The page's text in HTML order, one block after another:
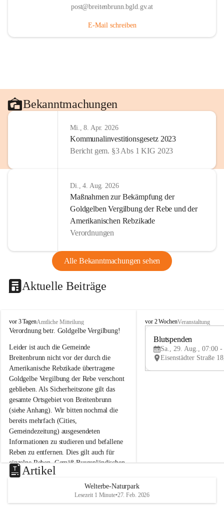
post@breitenbrunn.bgld.gv.at
E-Mail schreiben
Bekanntmachungen
Mi., 8. Apr. 2026
Kommunalinvestitionsgesetz 2023
Bericht gem. §3 Abs 1 KIG 2023
Di., 4. Aug. 2026
Maßnahmen zur Bekämpfung der
Goldgelben Vergilbung der Rebe und der
Amerikanischen Rebzikade
Verordnungen
Alle Bekanntmachungen sehen
Aktuelle Beiträge
B
r
i
t
e
n
b
r
u
n
n
a
m
N
e
u
s
d
vor 3 TagenAmtliche Mitteilung
Verordnung betr. Goldgelbe Vergilbung!
Leider ist auch die Gemeinde
Breitenbrunn nicht vor der durch die
Amerikanische Rebzikade übertragene
Goldgelbe Vergilbung der Rebe verschont
geblieben. Als Sicherheitszone gilt das
gesamte Ortsgebiet von Breitenbrunn
(siehe Anhang). Wir bitten nochmal die
bereits mehrfach (Cities,
Gemeindezeitung) ausgesendeten
Informationen zu studieren und befallene
Reben zu entfernen. Dies gilt auch für
einzelne Reben. Gemäß Burgenländischen
Weinbaugesetz sind nicht gepflegte oder
unzulässige Weingärten zu roden! Bitte
helfen wir zusammen um unsere Winzer
vor den prognostizierten Ernteausfällen
B
e
u
e
d
vor 2 WochenVeranstaltung
Blutspenden
Sa., 29. Aug., 07:00 -
Artikel
Welterbe-Naturpark
Lesezeit 1 Minute•27. Feb. 2026